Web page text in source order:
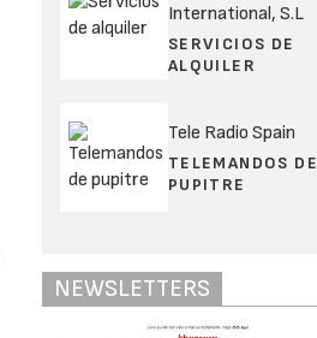
International, S.L
SERVICIOS DE
ALQUILER
Tele Radio Spain
TELEMANDOS DE
PUPITRE
NEWSLETTERS